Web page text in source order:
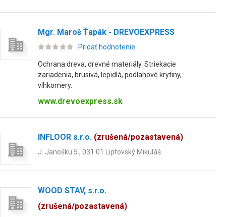
Mgr. Maroš Ťapák - DREVOEXPRESS
Pridať hodnotenie
Ochrana dreva, drevné materiály. Striekacie
zariadenia, brusivá, lepidlá, podlahové krytiny,
vlhkomery.
www.drevoexpress.sk
INFLOOR s.r.o. (zrušená/pozastavená)
J. Janošku 5 , 031 01 Liptovský Mikuláš
WOOD STAV, s.r.o.
(zrušená/pozastavená)